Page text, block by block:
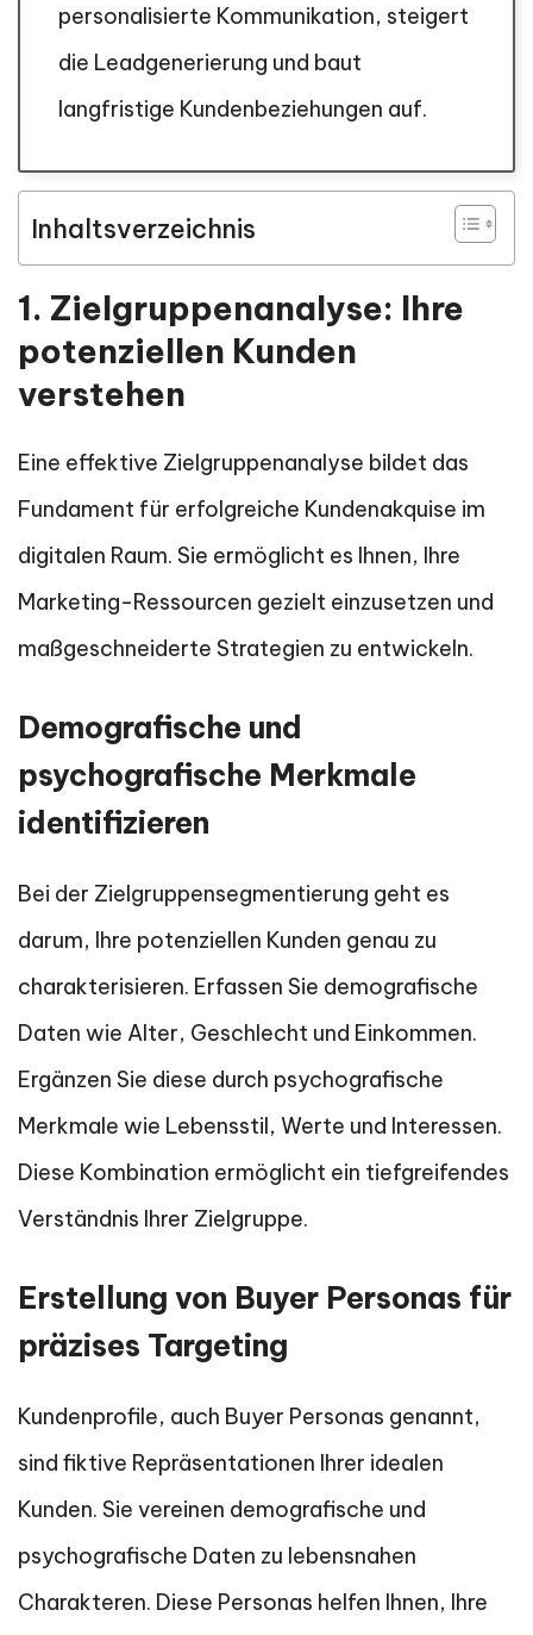
personalisierte Kommunikation, steigert
die Leadgenerierung und baut
langfristige Kundenbeziehungen auf.
Inhaltsverzeichnis
1. Zielgruppenanalyse: Ihre
potenziellen Kunden
verstehen
Eine effektive Zielgruppenanalyse bildet das
Fundament für erfolgreiche Kundenakquise im
digitalen Raum. Sie ermöglicht es Ihnen, Ihre
Marketing-Ressourcen gezielt einzusetzen und
maßgeschneiderte Strategien zu entwickeln.
Demografische und
psychografische Merkmale
identifizieren
Bei der Zielgruppensegmentierung geht es
darum, Ihre potenziellen Kunden genau zu
charakterisieren. Erfassen Sie demografische
Daten wie Alter, Geschlecht und Einkommen.
Ergänzen Sie diese durch psychografische
Merkmale wie Lebensstil, Werte und Interessen.
Diese Kombination ermöglicht ein tiefgreifendes
Verständnis Ihrer Zielgruppe.
Erstellung von Buyer Personas für
präzises Targeting
Kundenprofile, auch Buyer Personas genannt,
sind fiktive Repräsentationen Ihrer idealen
Kunden. Sie vereinen demografische und
psychografische Daten zu lebensnahen
Charakteren. Diese Personas helfen Ihnen, Ihre